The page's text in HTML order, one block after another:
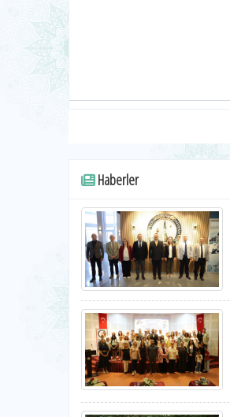
Haberler